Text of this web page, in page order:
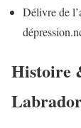
Délivre de
Histoire